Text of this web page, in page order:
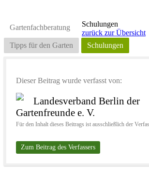
Gartenfachberatung
Tipps für den Garten Schulungen
Schulungen
zurück zur Übersicht
Dieser Beitrag wurde verfasst von:
Landesverband Berlin der
Gartenfreunde e. V.
Für den Inhalt dieses Beitrags ist ausschließlich der
Zum Beitrag des Verfassers